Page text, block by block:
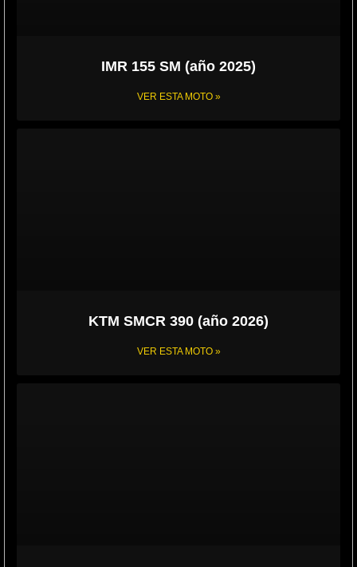
IMR 155 SM (año 2025)
VER ESTA MOTO »
KTM SMCR 390 (año 2026)
VER ESTA MOTO »